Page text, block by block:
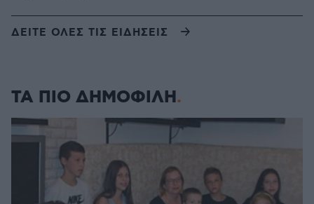
ΔΕΙΤΕ ΟΛΕΣ ΤΙΣ ΕΙΔΗΣΕΙΣ
ΤΑ ΠΙΟ ΔΗΜΟΦΙΛΗ